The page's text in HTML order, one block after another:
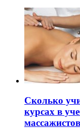
Сколько
курсах в
массажистов